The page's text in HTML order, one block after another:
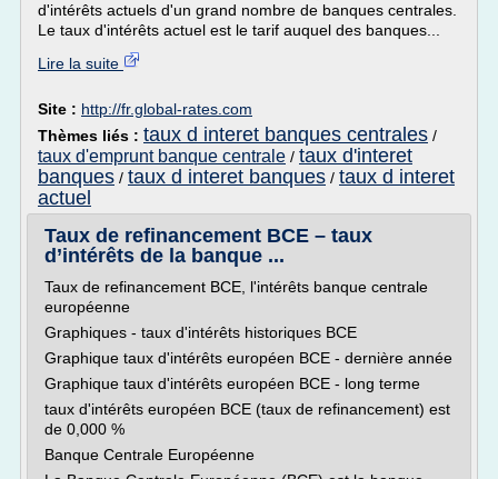
d'intérêts actuels d'un grand nombre de banques centrales.
Le taux d'intérêts actuel est le tarif auquel des banques...
Lire la suite
Site : http://fr.global-rates.com
Thèmes liés : taux d interet banques centrales /
taux d'emprunt banque centrale / taux d'interet
banques / taux d interet banques / taux d interet
actuel
Taux de refinancement BCE – taux
d’intérêts de la banque ...
Taux de refinancement BCE, l'intérêts banque centrale
européenne
Graphiques - taux d'intérêts historiques BCE
Graphique taux d'intérêts européen BCE - dernière année
Graphique taux d'intérêts européen BCE - long terme
taux d'intérêts européen BCE (taux de refinancement) est
de 0,000 %
Banque Centrale Européenne